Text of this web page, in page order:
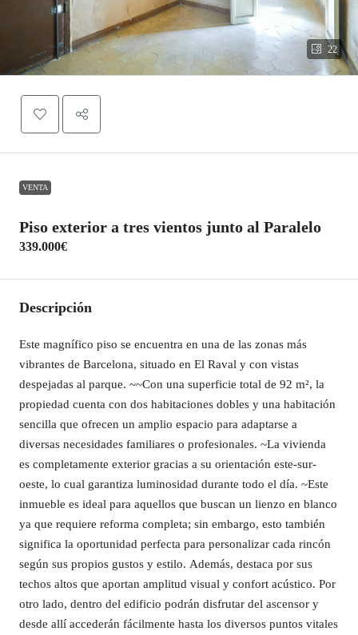
22
VENTA
Piso exterior a tres vientos junto al Paralelo
339.000€
Descripción
Este magnífico piso se encuentra en una de las zonas más
vibrantes de Barcelona, situado en El Raval y con vistas
despejadas al parque. ~~Con una superficie total de 92 m², la
propiedad cuenta con dos habitaciones dobles y una habitación
sencilla que ofrecen un amplio espacio para adaptarse a
diversas necesidades familiares o profesionales. ~La vivienda
es completamente exterior gracias a su orientación este-sur-
oeste, lo cual garantiza luminosidad durante todo el día. ~Este
inmueble es ideal para aquellos que buscan un lienzo en blanco
ya que requiere reforma completa; sin embargo, esto también
significa la oportunidad perfecta para personalizar cada rincón
según sus propios gustos y estilo. Además, destaca por sus
techos altos que aportan amplitud visual y confort acústico. Por
otro lado, dentro del edificio podrán disfrutar del ascensor y
desde allí accederán fácilmente hasta los diversos puntos vitales